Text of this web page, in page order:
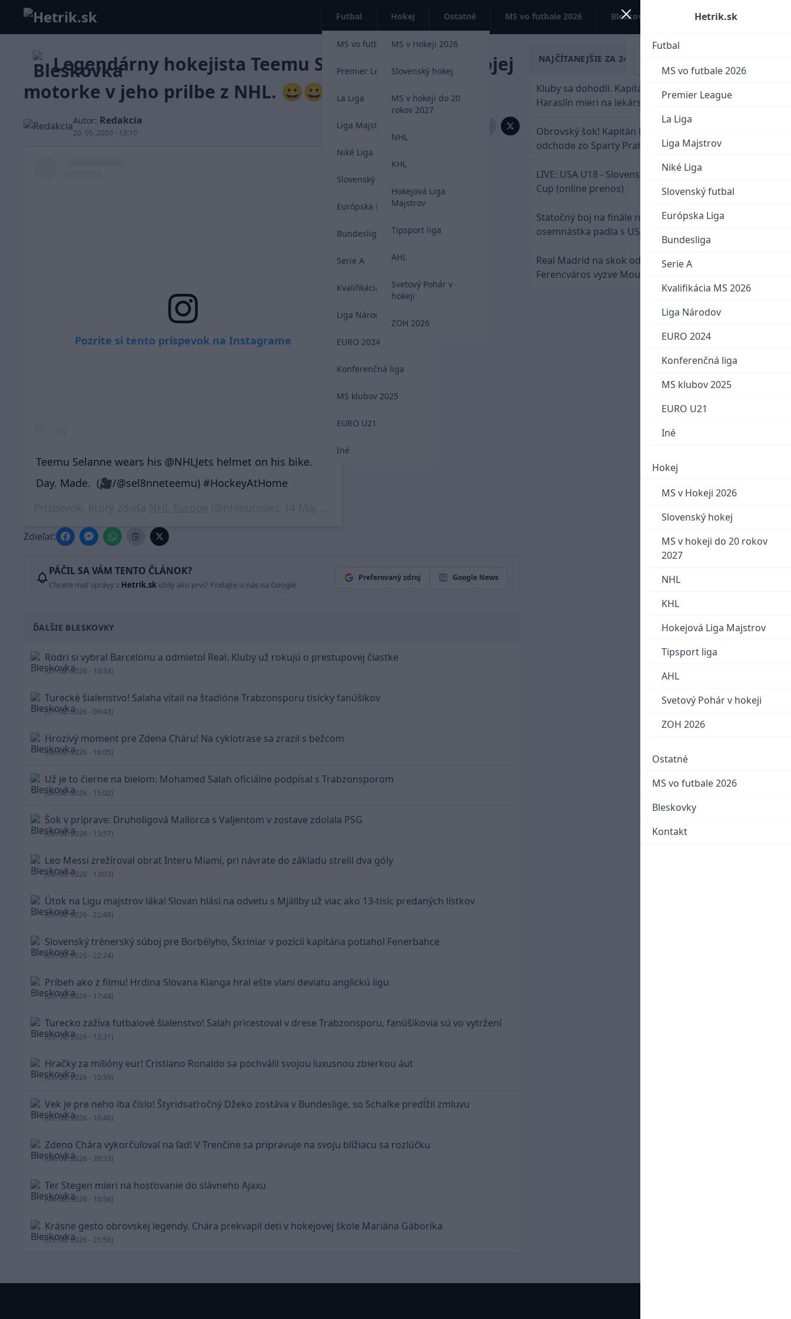
Futbal
MS vo futbale 2026
Premier League
La Liga
Liga Majstrov
Niké Liga
Slovenský futbal
Európska Liga
Bundesliga
Serie A
Kvalifikácia MS 2026
Liga Národov
EURO 2024
Konferenčná liga
MS klubov 2025
EURO U21
Iné
Hokej
MS v Hokeji 2026
Slovenský hokej
MS v hokeji do 20
rokov 2027
NHL
KHL
Hokejová Liga
Majstrov
Tipsport liga
AHL
Svetový Pohár v
hokeji
ZOH 2026
Ostatné MS vo futbale 2026 Bleskovky Kontakt
Hetrik.sk
Futbal
MS vo futbale 2026
Premier League
La Liga
Liga Majstrov
Niké Liga
Slovenský futbal
Európska Liga
Bundesliga
Serie A
Kvalifikácia MS 2026
Liga Národov
EURO 2024
Konferenčná liga
MS klubov 2025
EURO U21
Iné
Hokej
MS v Hokeji 2026
Slovenský hokej
MS v hokeji do 20 rokov
2027
NHL
KHL
Hokejová Liga Majstrov
Tipsport liga
AHL
Svetový Pohár v hokeji
ZOH 2026
Ostatné
MS vo futbale 2026
Bleskovky
Kontakt
Legendárny hokejista Teemu Selänne jazdí na svojej
motorke v jeho prilbe z NHL. 😀😀😀
Autor: Redakcia
20. 05. 2020 - 13:10
Zdieľať:
Pozrite si tento príspevok na Instagrame
Teemu Selanne wears his @NHLJets helmet on his bike.
Day. Made.⁣ ⁣ (🎥/@sel8nneteemu) #HockeyAtHome
Zdieľať:
PÁČIL SA VÁM TENTO ČLÁNOK?
Chcete mať správy z Hetrik.skvždy ako prví? Pridajte si nás na Google.
Preferovaný zdroj Google News
ĎALŠIE BLESKOVKY
Rodri si vybral Barcelonu a odmietol Real. Kluby už rokujú o prestupovej čiastke
(07. 08. 2026 - 10:34)
Turecké šialenstvo! Salaha vítali na štadióne Trabzonsporu tisícky fanúšikov
(07. 08. 2026 - 09:43)
Hrozivý moment pre Zdena Cháru! Na cyklotrase sa zrazil s bežcom
(06. 08. 2026 - 16:05)
Už je to čierne na bielom: Mohamed Salah oficiálne podpísal s Trabzonsporom
(06. 08. 2026 - 15:02)
Šok v príprave: Druholigová Mallorca s Valjentom v zostave zdolala PSG
(06. 08. 2026 - 13:57)
Leo Messi zrežíroval obrat Interu Miami, pri návrate do základu strelil dva góly
(06. 08. 2026 - 13:03)
Útok na Ligu majstrov láka! Slovan hlási na odvetu s Mjällby už viac ako 13-tisíc predaných lístkov
(05. 08. 2026 - 22:48)
Slovenský trénerský súboj pre Borbélyho, Škriniar v pozícii kapitána potiahol Fenerbahce
(05. 08. 2026 - 22:24)
Príbeh ako z filmu! Hrdina Slovana Kianga hral ešte vlani deviatu anglickú ligu
(05. 08. 2026 - 17:44)
Turecko zažíva futbalové šialenstvo! Salah pricestoval v drese Trabzonsporu, fanúšikovia sú vo vytržení
(05. 08. 2026 - 12:31)
Hračky za milióny eur! Cristiano Ronaldo sa pochválil svojou luxusnou zbierkou áut
(05. 08. 2026 - 10:59)
Vek je pre neho iba číslo! Štyridsaťročný Džeko zostáva v Bundeslige, so Schalke predĺžil zmluvu
(05. 08. 2026 - 10:46)
Zdeno Chára vykorčuľoval na ľad! V Trenčíne sa pripravuje na svoju blížiacu sa rozlúčku
(04. 08. 2026 - 20:33)
Ter Stegen mieri na hosťovanie do slávneho Ajaxu
(04. 08. 2026 - 10:56)
Krásne gesto obrovskej legendy. Chára prekvapil deti v hokejovej škole Mariána Gáboríka
(03. 08. 2026 - 21:56)
NAJČÍTANEJŠIE ZA 24 HODÍN
Kluby sa dohodli. Kapitán Sparty Praha Lukáš
Haraslín mieri na lekársku prehliadku
Obrovský šok! Kapitán Lukáš Haraslín je údajne na
odchode zo Sparty Praha
LIVE: USA U18 - Slovensko U18 / Hlinka-Gretzky
Cup (online prenos)
Statočný boj na finále nestačil: Slovenská
osemnástka padla s USA a zabojuje o bronz
Real Madrid na skok od Slovenska: Borbélyho
Ferencváros vyzve Mourinhove hviezdy